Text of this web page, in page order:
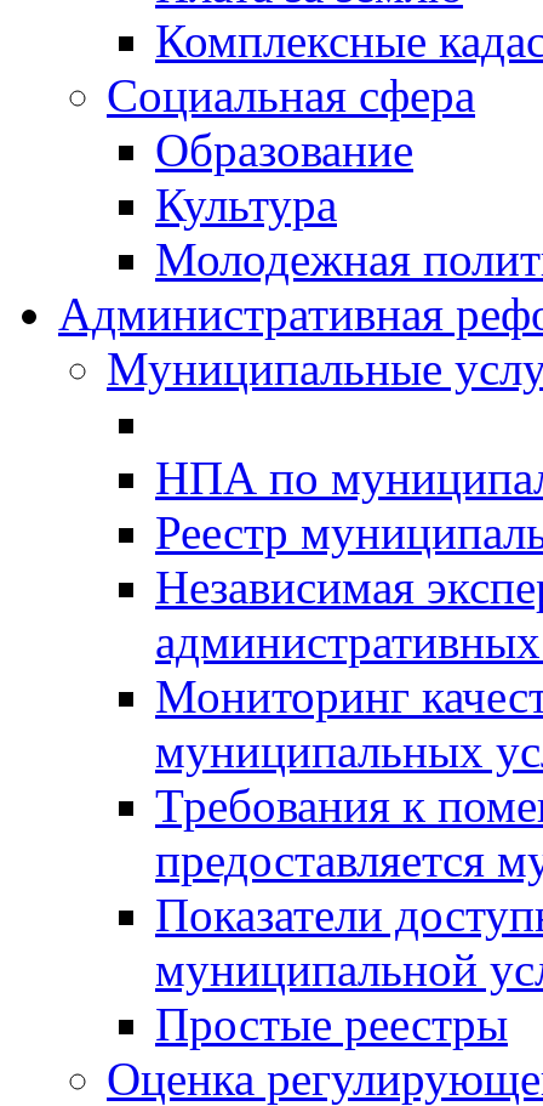
Комплексные
Социальная сфера
Образование
Культура
Молодежная
Административная
Муниципальные
НПА по
Реестр
Независимая
Мониторинг
муниципальных
Требования к
предоставляется
Показатели
муниципальной
Простые реестры
Оценка